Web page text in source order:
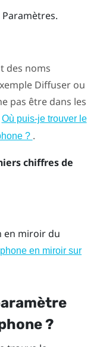
des noms
Diffuser ou
pas être dans les
Où puis-je trouver le
? .
chiffres de
en miroir du
en miroir sur
?